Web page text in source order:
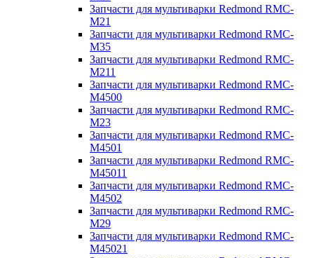
Запчасти для мультиварки Redmond RMC-
M21
Запчасти для мультиварки Redmond RMC-
M35
Запчасти для мультиварки Redmond RMC-
M211
Запчасти для мультиварки Redmond RMC-
M4500
Запчасти для мультиварки Redmond RMC-
M23
Запчасти для мультиварки Redmond RMC-
M4501
Запчасти для мультиварки Redmond RMC-
M45011
Запчасти для мультиварки Redmond RMC-
M4502
Запчасти для мультиварки Redmond RMC-
M29
Запчасти для мультиварки Redmond RMC-
M45021